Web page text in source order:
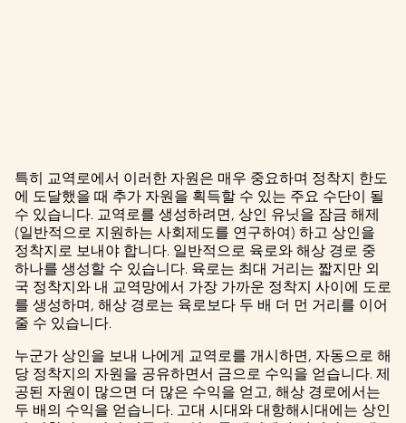
A
c
c
e
p
t
&
특히 교역로에서 이러한 자원은 매우 중요하며 정착지 한도
에 도달했을 때 추가 자원을 획득할 수 있는 주요 수단이 될
수 있습니다. 교역로를 생성하려면, 상인 유닛을 잠금 해제
(일반적으로 지원하는 사회제도를 연구하여) 하고 상인을
정착지로 보내야 합니다. 일반적으로 육로와 해상 경로 중
하나를 생성할 수 있습니다. 육로는 최대 거리는 짧지만 외
국 정착지와 내 교역망에서 가장 가까운 정착지 사이에 도로
를 생성하며, 해상 경로는 육로보다 두 배 더 먼 거리를 이어
줄 수 있습니다.
누군가 상인을 보내 나에게 교역로를 개시하면, 자동으로 해
당 정착지의 자원을 공유하면서 금으로 수익을 얻습니다. 제
공된 자원이 많으면 더 많은 수익을 얻고, 해상 경로에서는
두 배의 수익을 얻습니다. 고대 시대와 대항해시대에는 상인